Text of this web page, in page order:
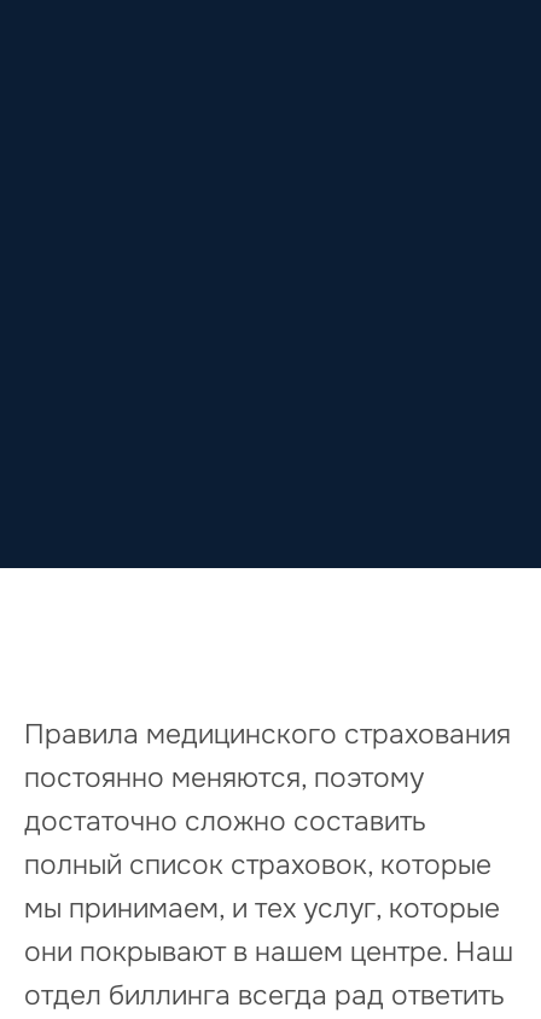
Правила медицинского страхования
постоянно меняются, поэтому
достаточно сложно составить
полный список страховок, которые
мы принимаем, и тех услуг, которые
они покрывают в нашем центре. Наш
отдел биллинга всегда рад ответить